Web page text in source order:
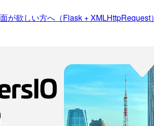
が欲しい方へ（Flask + XMLHttpRequest）